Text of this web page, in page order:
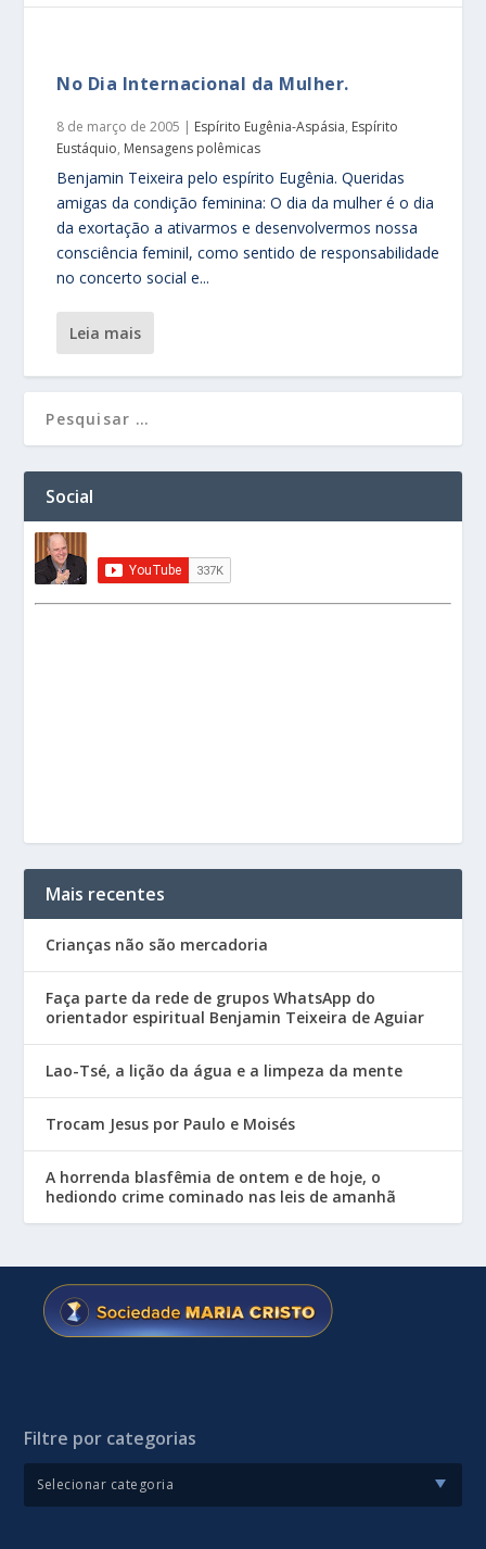
No Dia Internacional da Mulher.
8 de março de 2005 | Espírito Eugênia-Aspásia, Espírito
Eustáquio, Mensagens polêmicas
Benjamin Teixeira pelo espírito Eugênia. Queridas
amigas da condição feminina: O dia da mulher é o dia
da exortação a ativarmos e desenvolvermos nossa
consciência feminil, como sentido de responsabilidade
no concerto social e...
leia mais
Social
Mais recentes
Crianças não são mercadoria
Faça parte da rede de grupos WhatsApp do
orientador espiritual Benjamin Teixeira de Aguiar
Lao-Tsé, a lição da água e a limpeza da mente
Trocam Jesus por Paulo e Moisés
A horrenda blasfêmia de ontem e de hoje, o
hediondo crime cominado nas leis de amanhã
Filtre por categorias